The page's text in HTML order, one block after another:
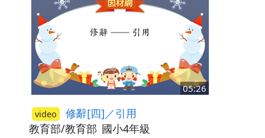
05:26
video 修辭[四]／引用
教育部/教育部 國小4年級